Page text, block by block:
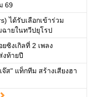
69
ได้รับเลือกเข้าร่วม
ฉายในทวีปยุโรป
ซิงเกิลที่ 2 เพลง
งท้ายปี
ส" แท็กทีม สร้างเสียงฮา